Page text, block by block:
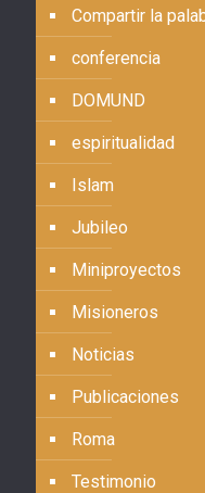
Compartir la
conferencia
DOMUND
espiritualidad
Islam
Jubileo
Miniproyectos
Misioneros
Noticias
Publicaciones
Roma
Testimonio